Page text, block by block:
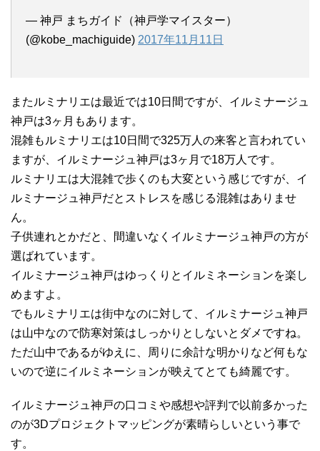
— 神戸 まちガイド（神戸学マイスター）
(@kobe_machiguide) 2017年11月11日
またルミナリエは最近では10日間ですが、イルミナージュ
神戸は3ヶ月もあります。
混雑もルミナリエは10日間で325万人の来客と言われてい
ますが、イルミナージュ神戸は3ヶ月で18万人です。
ルミナリエは大混雑で歩くのも大変という感じですが、イ
ルミナージュ神戸だとストレスを感じる混雑はありませ
ん。
子供連れとかだと、間違いなくイルミナージュ神戸の方が
選ばれています。
イルミナージュ神戸はゆっくりとイルミネーションを楽し
めますよ。
でもルミナリエは街中なのに対して、イルミナージュ神戸
は山中なので防寒対策はしっかりとしないとダメですね。
ただ山中であるがゆえに、周りに余計な明かりなど何もな
いので逆にイルミネーションが映えてとても綺麗です。
イルミナージュ神戸の口コミや感想や評判で以前多かった
のが3Dプロジェクトマッピングが素晴らしいという事で
す。